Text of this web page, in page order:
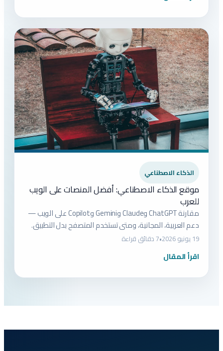
الذكاء الاصطناعي
موقع الذكاء الاصطناعي: أفضل المنصات على الويب
للعرب
مقارنة ChatGPT وClaude وGemini وCopilot على الويب —
دعم العربية، المجانية، ومتى تستخدم المتصفح بدل التطبيق.
19 يونيو 2026 •7 دقائق قراءة
اقرأ المقال